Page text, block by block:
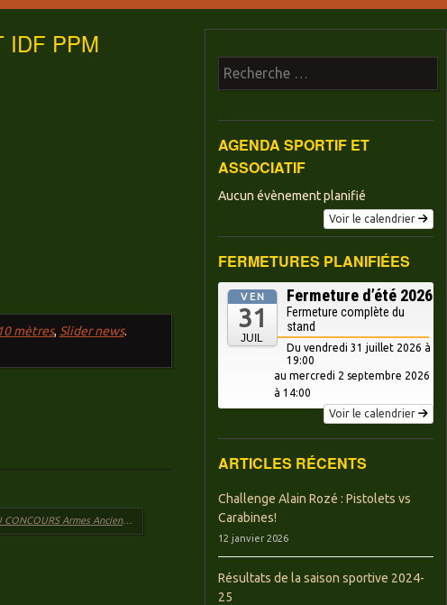
IDF PPM
mètres, Slider news.
*RESULTATS DU CONCOURS Armes Anciennes PPM
Recherche
AGENDA SPORTIF ET
ASSOCIATIF
Aucun évènement planifié
Voir le calendrier
FERMETURES PLANIFIÉES
VEN
31
JUIL
Fermeture d’été 2026
Fermeture complète du
stand
Du vendredi 31 juillet 2026 à
19:00
au mercredi 2 septembre 2026
à 14:00
Voir le calendrier
ARTICLES RÉCENTS
Challenge Alain Rozé : Pistolets vs
Carabines!
12 janvier 2026
Résultats de la saison sportive 2024-
25